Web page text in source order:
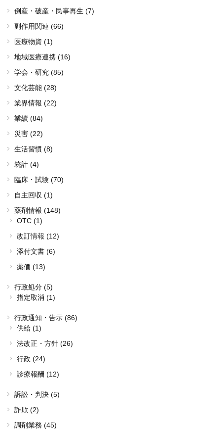
倒産・破産・民事再生 (7)
副作用関連 (66)
医療物資 (1)
地域医療連携 (16)
学会・研究 (85)
文化芸能 (28)
業界情報 (22)
業績 (84)
災害 (22)
生活習慣 (8)
統計 (4)
臨床・試験 (70)
自主回収 (1)
薬剤情報 (148)
OTC (1)
改訂情報 (12)
添付文書 (6)
薬価 (13)
行政処分 (5)
指定取消 (1)
行政通知・告示 (86)
供給 (1)
法改正・方針 (26)
行政 (24)
診療報酬 (12)
訴訟・判決 (5)
詐欺 (2)
調剤業務 (45)